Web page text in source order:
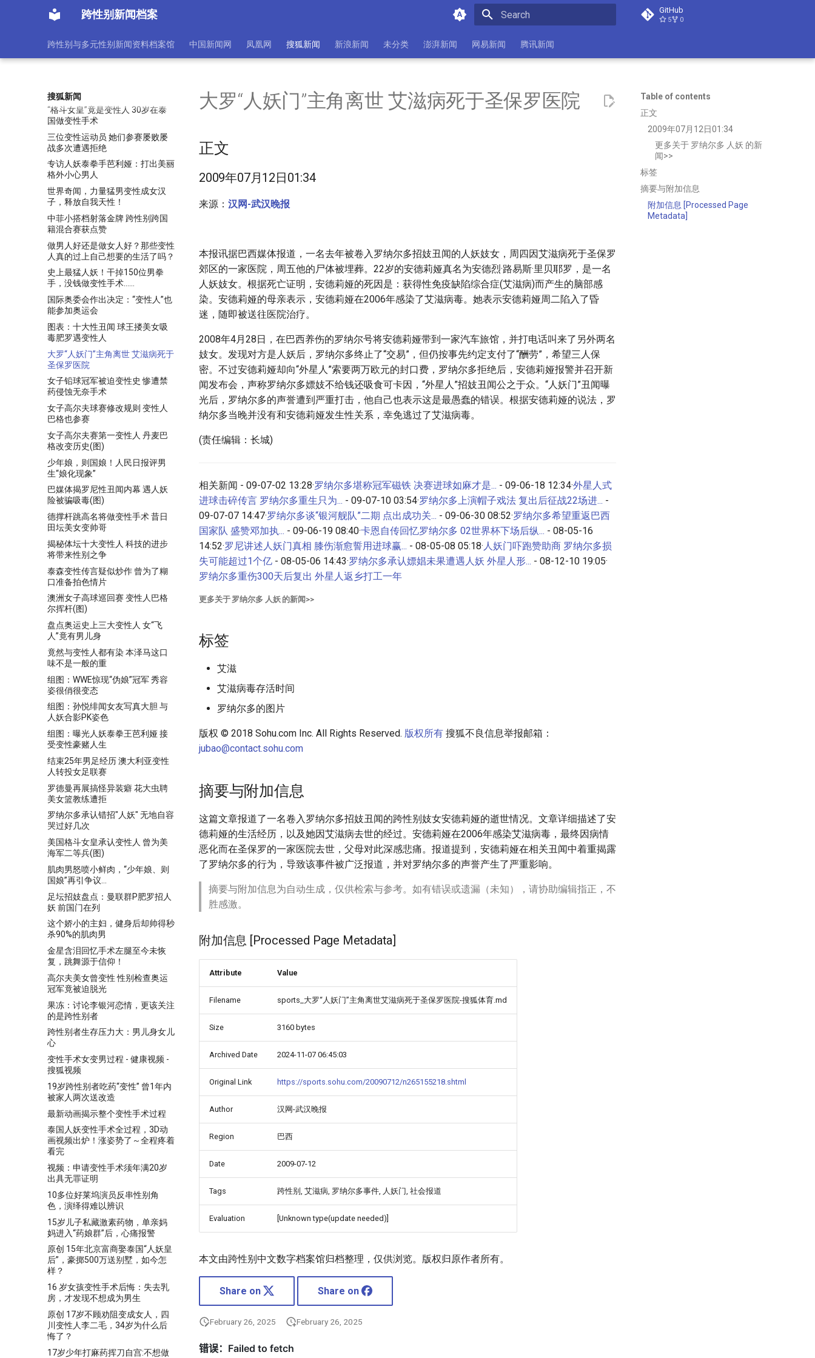
跨性别新闻档案 GitHub
5 0
跨性别与多元性别新闻资料档案馆 中国新闻网 凤凰网 搜狐新闻 新浪新闻 未分类 澎湃新闻 网易新闻 腾讯新闻
搜狐新闻
人在一起洗澡，会不会动心？
定可战女子比赛
赛 已或学校支持
“格斗女皇”竟是变性人 30岁在泰
国做变性手术
三位变性运动员 她们参赛屡败屡
战多次遭遇拒绝
专访人妖泰拳手芭利娅：打出美丽
格外小心男人
世界奇闻，力量猛男变性成女汉
子，释放自我天性！
中菲小搭档射落金牌 跨性别跨国
籍混合赛获点赞
做男人好还是做女人好？那些变性
人真的过上自己想要的生活了吗？
史上最猛人妖！干掉150位男拳
手，没钱做变性手术……
国际奥委会作出决定：“变性人”也
能参加奥运会
图表：十大性丑闻 球王搂美女吸
毒肥罗遇变性人
大罗“人妖门”主角离世 艾滋病死于
圣保罗医院
女子铅球冠军被迫变性史 惨遭禁
药侵蚀无奈手术
女子高尔夫球赛修改规则 变性人
巴格也参赛
女子高尔夫赛第一变性人 丹麦巴
格改变历史(图)
少年娘，则国娘！人民日报评男
生“娘化现象”
巴媒体揭罗尼性丑闻内幕 遇人妖
险被骗吸毒(图)
德撑杆跳高名将做变性手术 昔日
田坛美女变帅哥
揭秘体坛十大变性人 科技的进步
将带来性别之争
泰森变性传言疑似炒作 曾为了糊
口准备拍色情片
澳洲女子高球巡回赛 变性人巴格
尔挥杆(图)
盘点奥运史上三大变性人 女“飞
人”竟有男儿身
竟然与变性人都有染 本泽马这口
味不是一般的重
组图：WWE惊现“伪娘”冠军 秀容
姿很俏很变态
组图：孙悦绯闻女友写真大胆 与
人妖合影PK姿色
组图：曝光人妖泰拳王芭利娅 接
受变性豪赌人生
结束25年男足经历 澳大利亚变性
人转投女足联赛
罗德曼再展搞怪异装癖 花大虫聘
美女篮教练遭拒
罗纳尔多承认错招"人妖" 无地自容
哭过好几次
美国格斗女皇承认变性人 曾为美
海军二等兵(图)
肌肉男怒喷小鲜肉，“少年娘、则
国娘”再引争议...
足坛招妓盘点：曼联群P肥罗招人
妖 前国门在列
这个娇小的主妇，健身后却帅得秒
杀90%的肌肉男
金星含泪回忆手术左腿至今未恢
复，跳舞源于信仰！
高尔夫美女曾变性 性别检查奥运
冠军竟被迫脱光
果冻：讨论李银河恋情，更该关注
的是跨性别者
跨性别者生存压力大：男儿身女儿
心
变性手术女变男过程 - 健康视频 -
搜狐视频
19岁跨性别者吃药“变性” 曾1年内
被家人两次送改造
最新动画揭示整个变性手术过程
泰国人妖变性手术全过程，3D动
画视频出炉！涨姿势了～全程疼着
看完
视频：申请变性手术须年满20岁
出具无罪证明
10多位好莱坞演员反串性别角
色，演绎得难以辨识
15岁儿子私藏激素药物，单亲妈
妈进入“药娘群”后，心痛报警
原创 15年北京富商娶泰国“人妖皇
后”，豪掷500万送别墅，如今怎
样？
16 岁女孩变性手术后悔：失去乳
房，才发现不想成为男生
原创 17岁不顾劝阻变成女人，四
川变性人李二毛，34岁为什么后
悔了？
17岁少年打麻药挥刀自宫:不想做
Table of contents
正文
2009年07月12日01:34
更多关于 罗纳尔多 人妖 的新
闻>>
标签
摘要与附加信息
附加信息 [Processed Page
Metadata]
大罗“人妖门”主角离世 艾滋病死于圣保罗医院
正文
2009年07月12日01:34
来源： 汉网-武汉晚报
本报讯据巴西媒体报道，一名去年被卷入罗纳尔多招妓丑闻的人妖妓女，周四因艾滋病死于圣保罗
郊区的一家医院，周五他的尸体被埋葬。22岁的安德莉娅真名为安德烈·路易斯·里贝耶罗，是一名
人妖妓女。根据死亡证明，安德莉娅的死因是：获得性免疫缺陷综合症(艾滋病)而产生的脑部感
染。安德莉娅的母亲表示，安德莉娅在2006年感染了艾滋病毒。她表示安德莉娅周二陷入了昏
迷，随即被送往医院治疗。
2008年4月28日，在巴西养伤的罗纳尔号将安德莉娅带到一家汽车旅馆，并打电话叫来了另外两名
妓女。发现对方是人妖后，罗纳尔多终止了“交易”，但仍按事先约定支付了“酬劳”，希望三人保
密。不过安德莉娅却向“外星人”索要两万欧元的封口费，罗纳尔多拒绝后，安德莉娅报警并召开新
闻发布会，声称罗纳尔多嫖妓不给钱还吸食可卡因，“外星人”招妓丑闻公之于众。“人妖门”丑闻曝
光后，罗纳尔多的声誉遭到严重打击，他自己也表示这是最愚蠢的错误。根据安德莉娅的说法，罗
纳尔多当晚并没有和安德莉娅发生性关系，幸免逃过了艾滋病毒。
(责任编辑：长城)
相关新闻 - 09-07-02 13:28·罗纳尔多堪称冠军磁铁 决赛进球如麻才是... - 09-06-18 12:34·外星人式
进球击碎传言 罗纳尔多重生只为... - 09-07-10 03:54·罗纳尔多上演帽子戏法 复出后征战22场进... -
09-07-07 14:47·罗纳尔多谈“银河舰队”二期 点出成功关... - 09-06-30 08:52·罗纳尔多希望重返巴西
国家队 盛赞邓加执... - 09-06-19 08:40·卡恩自传回忆罗纳尔多 02世界杯下场后纵... - 08-05-16
14:52·罗尼讲述人妖门真相 膝伤渐愈誓用进球赢... - 08-05-08 05:18·人妖门吓跑赞助商 罗纳尔多损
失可能超过1个亿 - 08-05-06 14:43·罗纳尔多承认嫖娼未果遭遇人妖 外星人形... - 08-12-10 19:05·
罗纳尔多重伤300天后复出 外星人返乡打工一年
更多关于 罗纳尔多 人妖的新闻>>
标签
艾滋
艾滋病毒存活时间
罗纳尔多的图片
版权 © 2018 Sohu.com Inc. All Rights Reserved. 版权所有 搜狐不良信息举报邮箱：
jubao@contact.sohu.com
摘要与附加信息
这篇文章报道了一名卷入罗纳尔多招妓丑闻的跨性别妓女安德莉娅的逝世情况。文章详细描述了安
德莉娅的生活经历，以及她因艾滋病去世的经过。安德莉娅在2006年感染艾滋病毒，最终因病情
恶化而在圣保罗的一家医院去世，父母对此深感悲痛。报道提到，安德莉娅在相关丑闻中着重揭露
了罗纳尔多的行为，导致该事件被广泛报道，并对罗纳尔多的声誉产生了严重影响。
摘要与附加信息为自动生成，仅供检索与参考。如有错误或遗漏（未知），请协助编辑指正，不
胜感激。
附加信息 [Processed Page Metadata]
Attribute Value
Filename sports_大罗“人妖门”主角离世艾滋病死于圣保罗医院-搜狐体育.md
Size 3160 bytes
Archived Date 2024-11-07 06:45:03
Original Link https://sports.sohu.com/20090712/n265155218.shtml
Author 汉网-武汉晚报
Region 巴西
Date 2009-07-12
Tags 跨性别, 艾滋病, 罗纳尔多事件, 人妖门, 社会报道
Evaluation [Unknown type(update needed)]
本文由跨性别中文数字档案馆归档整理，仅供浏览。版权归原作者所有。
Share on Share on
February 26, 2025 February 26, 2025